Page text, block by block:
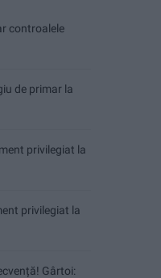
controalele
de primar la
privilegiat la
privilegiat la
Gârtoi: